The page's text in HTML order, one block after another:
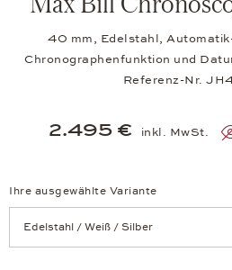
40 mm, Edelstahl,
Chronographenfunktion und
Referenz-Nr.
2.495 € inkl. MwSt.
Ihre ausgewählte Variante